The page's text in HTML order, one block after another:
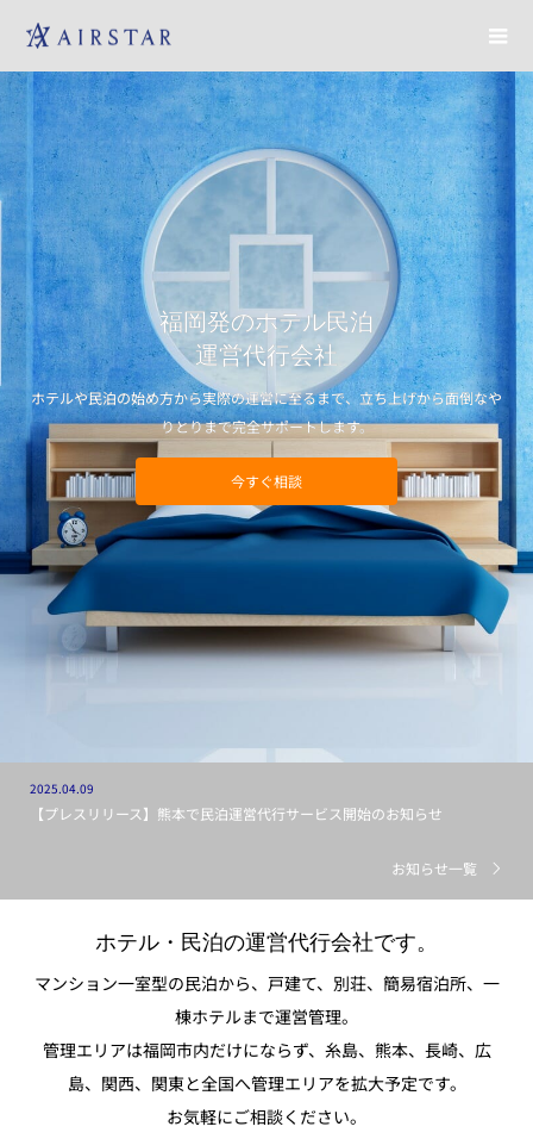
福岡発のホテル民泊
運営代行会社
ホテルや民泊の始め方から実際の運営に至るまで、立ち上げから面倒なや
りとりまで完全サポートします。
今すぐ相談
お知らせ一覧
2024.04.28
【新ブランド設立】福岡上呉服町に無人型新築ホテル「STAR
ホテル・民泊の運営代行会社です。
マンション一室型の民泊から、戸建て、別荘、簡易宿泊所、一
棟ホテルまで運営管理。
管理エリアは福岡市内だけにならず、糸島、熊本、長崎、広
島、関西、関東と全国へ管理エリアを拡大予定です。
お気軽にご相談ください。